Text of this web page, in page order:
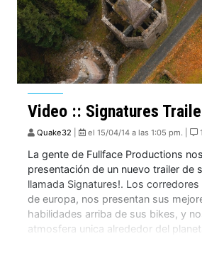
Video :: Signatures
Quake32 el 15/04/14 a las 1:05 pm. |
La gente de Fullface Productions
presentación de un nuevo trailer de
llamada Signatures!. Los
de europa, nos presentan sus
habilidades arriba de sus bikes, y
atmosfera unica alrededor del